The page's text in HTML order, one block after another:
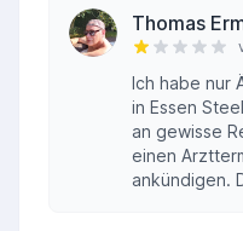
Thomas
Ich habe nur
in Essen
an gewisse
einen
ankündigen.